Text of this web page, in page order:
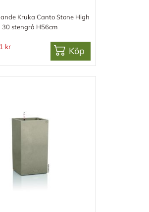
Kruka Canto Stone High
30 stengrå H56cm
kr Köp